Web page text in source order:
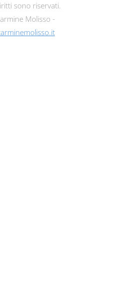
sono riservati.
Molisso -